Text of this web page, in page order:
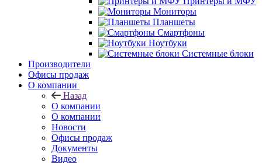
Мониторы
Планшеты
Смартфоны
Ноутбуки
Системные блоки
Производители
Офисы продаж
О компании
Назад
О компании
О компании
Новости
Офисы продаж
Документы
Видео